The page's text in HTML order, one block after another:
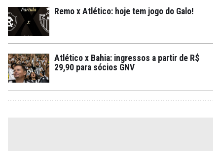
Remo x Atlético: hoje tem jogo do Galo!
Atlético x Bahia: ingressos a partir de R$
29,90 para sócios GNV